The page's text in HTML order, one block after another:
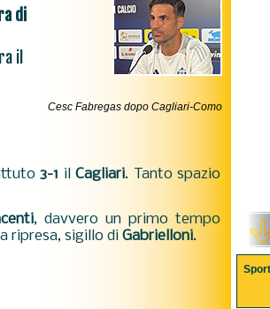
di
il
Cesc Fabregas dopo Cagliari-Como
3-1 il Cagliari. Tanto spazio
, davvero un primo tempo
ripresa, sigillo di Gabrielloni.
Sport